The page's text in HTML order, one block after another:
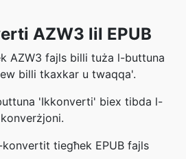
AZW3 lil EPUB
AZW3 fajls billi tuża l-buttuna
billi tkaxkar u twaqqa'.
'Ikkonverti' biex tibda l-
konverżjoni.
tiegħek EPUB fajls